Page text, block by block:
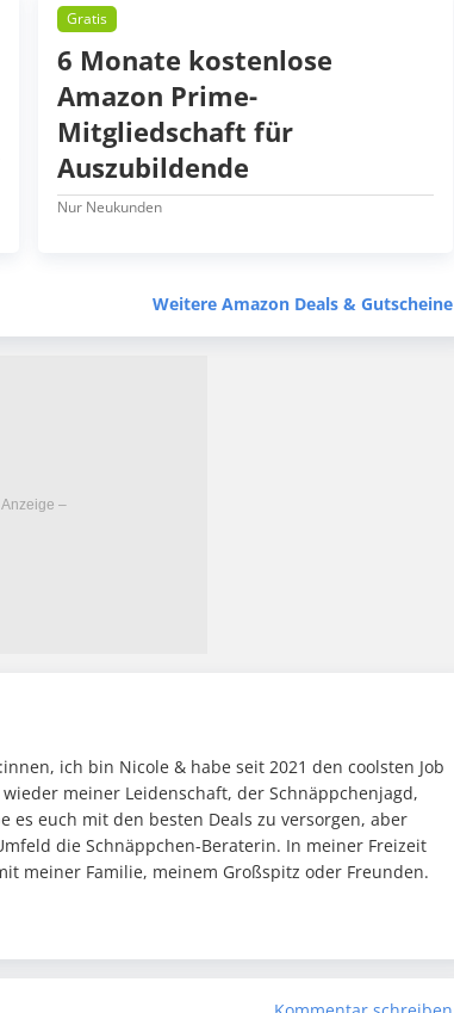
Gratis
6 Monate kostenlose
Amazon Prime-
Mitgliedschaft für
Auszubildende
Nur Neukunden
Weitere Amazon Deals & Gutscheine
ich bin Nicole & habe seit 2021 den coolsten Job
meiner Leidenschaft, der Schnäppchenjagd,
es euch mit den besten Deals zu versorgen, aber
die Schnäppchen-Beraterin. In meiner Freizeit
meiner Familie, meinem Großspitz oder Freunden.